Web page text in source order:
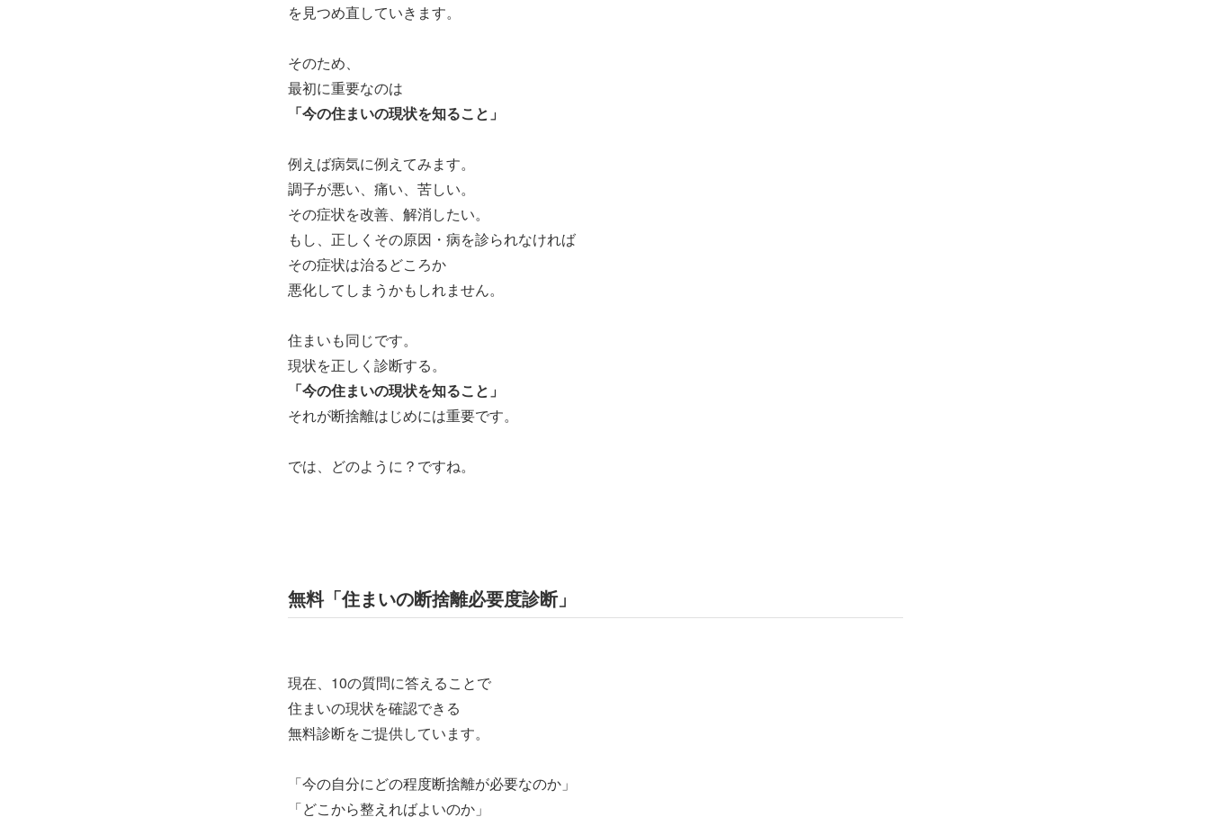
を見つめ直していきます。
そのため、
最初に重要なのは
「今の住まいの現状を知ること」
例えば病気に例えてみます。
調子が悪い、痛い、苦しい。
その症状を改善、解消したい。
もし、正しくその原因・病を診られなければ
その症状は治るどころか
悪化してしまうかもしれません。
住まいも同じです。
現状を正しく診断する。
「今の住まいの現状を知ること」
それが断捨離はじめには重要です。
では、どのように？ですね。
無料「住まいの断捨離必要度診断」
現在、10の質問に答えることで
住まいの現状を確認できる
無料診断をご提供しています。
「今の自分にどの程度断捨離が必要なのか」
「どこから整えればよいのか」